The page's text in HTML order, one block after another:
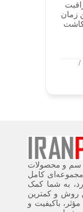
زمان
کاشت
سم و محصولات
کامل
به شما کمک
روش و کمترین
باکیفیت و